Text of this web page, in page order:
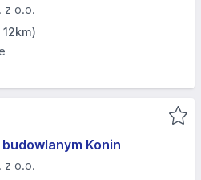
z o.o.
Konin
z o.o.